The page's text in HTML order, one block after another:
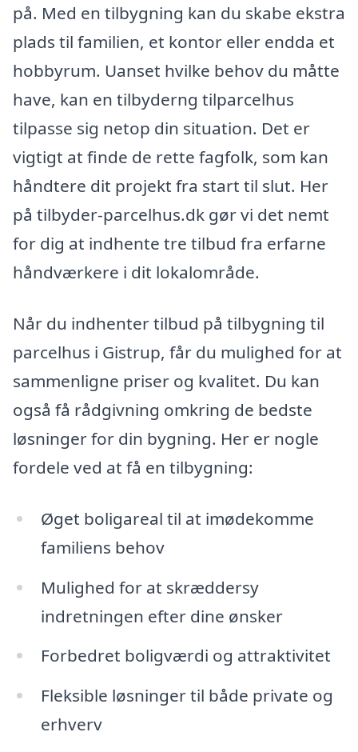
på. Med en tilbygning kan du skabe ekstra
plads til familien, et kontor eller endda et
hobbyrum. Uanset hvilke behov du måtte
have, kan en tilbyderng tilparcelhus
tilpasse sig netop din situation. Det er
vigtigt at finde de rette fagfolk, som kan
håndtere dit projekt fra start til slut. Her
på tilbyder-parcelhus.dk gør vi det nemt
for dig at indhente tre tilbud fra erfarne
håndværkere i dit lokalområde.
Når du indhenter tilbud på tilbygning til
parcelhus i Gistrup, får du mulighed for at
sammenligne priser og kvalitet. Du kan
også få rådgivning omkring de bedste
løsninger for din bygning. Her er nogle
fordele ved at få en tilbygning:
Øget boligareal til at imødekomme
familiens behov
Mulighed for at skræddersy
indretningen efter dine ønsker
Forbedret boligværdi og attraktivitet
Fleksible løsninger til både private og
erhverv